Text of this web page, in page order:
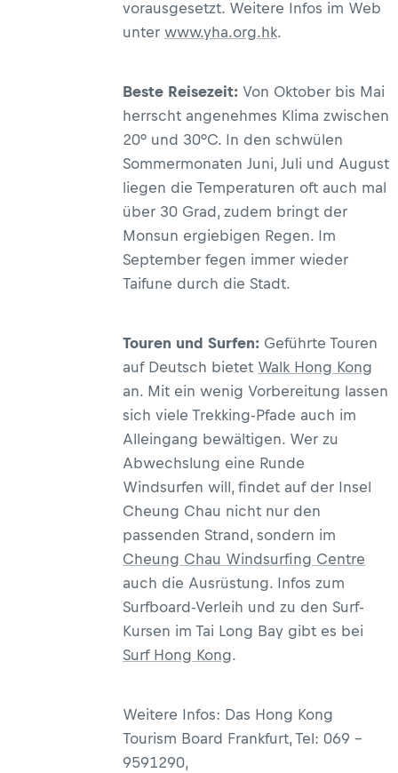
vorausgesetzt. Weitere Infos im Web
unter www.yha.org.hk.
Beste Reisezeit: Von Oktober bis Mai
herrscht angenehmes Klima zwischen
20° und 30°C. In den schwülen
Sommermonaten Juni, Juli und August
liegen die Temperaturen oft auch mal
über 30 Grad, zudem bringt der
Monsun ergiebigen Regen. Im
September fegen immer wieder
Taifune durch die Stadt.
Touren und Surfen: Geführte Touren
auf Deutsch bietet Walk Hong Kong
an. Mit ein wenig Vorbereitung lassen
sich viele Trekking-Pfade auch im
Alleingang bewältigen. Wer zu
Abwechslung eine Runde
Windsurfen will, findet auf der Insel
Cheung Chau nicht nur den
passenden Strand, sondern im
Cheung Chau Windsurfing Centre
auch die Ausrüstung. Infos zum
Surfboard-Verleih und zu den Surf-
Kursen im Tai Long Bay gibt es bei
Surf Hong Kong.
Weitere Infos: Das Hong Kong
Tourism Board Frankfurt, Tel: 069 -
9591290,